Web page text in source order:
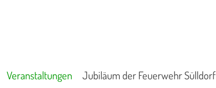
Veranstaltungen Jubiläum der Feuerwehr Sülldorf